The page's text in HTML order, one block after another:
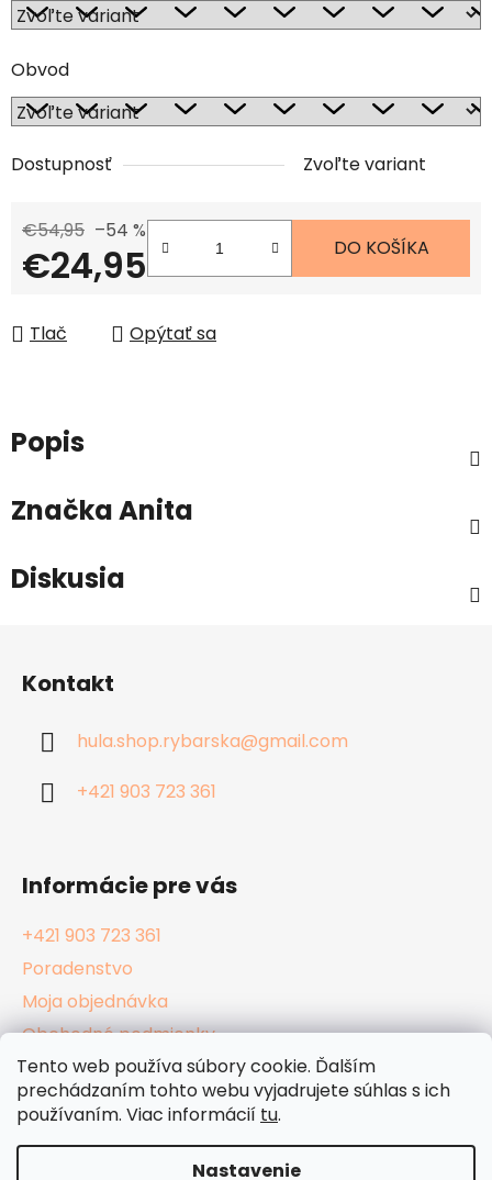
Tento web používa súbory cookie. Ďalším
prechádzaním tohto webu vyjadrujete súhlas s ich
používaním. Viac informácií tu.
Nastavenie
Obvod
Dostupnosť Zvoľte variant
€54,95 –54 %
€24,95 DO KOŠÍKA
Tlač Opýtať sa
Popis
ZnačkaAnita
Diskusia
Kontakt
hula.shop.rybarska@gmail.com
+421 903 723 361
Informácie pre vás
+421 903 723 361
Poradenstvo
Moja objednávka
Obchodné podmienky
Reklamačný poriadok
Podmienky ochrany osobných údajov